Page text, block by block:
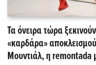
Τα όνειρα τώρα
«καρδάρα»
Μουντιάλ, η remontada